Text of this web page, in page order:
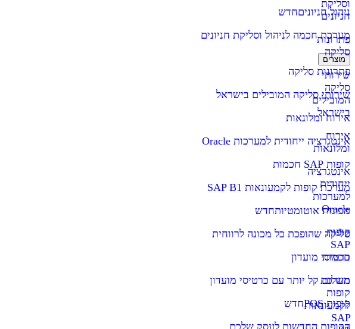
וסליקת
חניונים
פתרונות
סליקה
שירותי
סליקה
המובילים
בישראל
אירוח
ומלונאות
אינטגרציה
ייחודית
למערכות
Oracle
קופות
SAP
חכמות
מערכת
קופות
לקמעונאות
SAP
ניהול חניוניםחדש
מערכת חכמה לניהול וסליקת חניונים
מוצרים
פתרונות סליקה
שירותי סליקה המובילים בישראל
אירוח ומלונאות
אינטגרציה ייחודית למערכות Oracle
קופות SAP חכמות
מערכת קופות לקמעונאות SAP B1
מכונות אוטומטיותחדש
סליקה שהופכת כל מכונה לרווחית
כרטיסי מועדון
תשלום קל יותר עם כרטיסי מועדון
קופות POS
חדש
הקופות החדשות לעסק שלכם